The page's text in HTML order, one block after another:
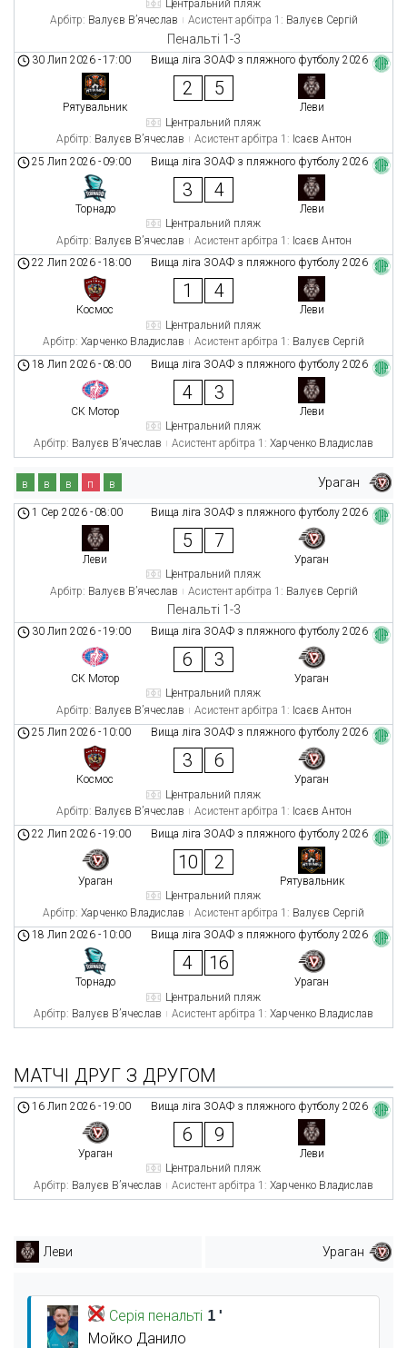
Центральний пляж
Арбітр: Валуєв В’ячеслав Асистент арбітра 1: Валуєв Сергій
Пенальті 1-3
Вища ліга ЗОАФ з пляжного футболу 2026
30 Лип 2026 -17:00
Рятувальник
2 5
Леви
Центральний пляж
Арбітр: Валуєв В’ячеслав Асистент арбітра 1: Ісаєв Антон
Вища ліга ЗОАФ з пляжного футболу 2026
25 Лип 2026 - 09:00
Торнадо
3 4
Леви
Центральний пляж
Арбітр: Валуєв В’ячеслав Асистент арбітра 1: Ісаєв Антон
Вища ліга ЗОАФ з пляжного футболу 2026
22 Лип 2026 -18:00
Космос
1 4
Леви
Центральний пляж
Арбітр: Харченко Владислав Асистент арбітра 1: Валуєв Сергій
Вища ліга ЗОАФ з пляжного футболу 2026
18 Лип 2026 - 08:00
СК Мотор
4 3
Леви
Центральний пляж
Арбітр: Валуєв В’ячеслав Асистент арбітра 1: Харченко Владислав
Ураган
в в в п в
Вища ліга ЗОАФ з пляжного футболу 2026
1 Сер 2026 - 08:00
Леви
5 7
Ураган
Центральний пляж
Арбітр: Валуєв В’ячеслав Асистент арбітра 1: Валуєв Сергій
Пенальті 1-3
Вища ліга ЗОАФ з пляжного футболу 2026
30 Лип 2026 -19:00
СК Мотор
6 3
Ураган
Центральний пляж
Арбітр: Валуєв В’ячеслав Асистент арбітра 1: Ісаєв Антон
Вища ліга ЗОАФ з пляжного футболу 2026
25 Лип 2026 -10:00
Космос
3 6
Ураган
Центральний пляж
Арбітр: Валуєв В’ячеслав Асистент арбітра 1: Ісаєв Антон
Вища ліга ЗОАФ з пляжного футболу 2026
22 Лип 2026 -19:00
Ураган
10 2
Рятувальник
Центральний пляж
Арбітр: Харченко Владислав Асистент арбітра 1: Валуєв Сергій
Вища ліга ЗОАФ з пляжного футболу 2026
18 Лип 2026 -10:00
Торнадо
4 16
Ураган
Центральний пляж
Арбітр: Валуєв В’ячеслав Асистент арбітра 1: Харченко Владислав
МАТЧІ ДРУГ З ДРУГОМ
Вища ліга ЗОАФ з пляжного футболу 2026
16 Лип 2026 -19:00
Ураган
6 9
Леви
Центральний пляж
Арбітр: Валуєв В’ячеслав Асистент арбітра 1: Харченко Владислав
Леви Ураган
Серія пенальті 1'
Мойко Данило